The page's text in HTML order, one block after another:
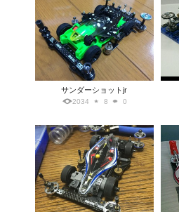
サンダーショットjr
2034 8 0